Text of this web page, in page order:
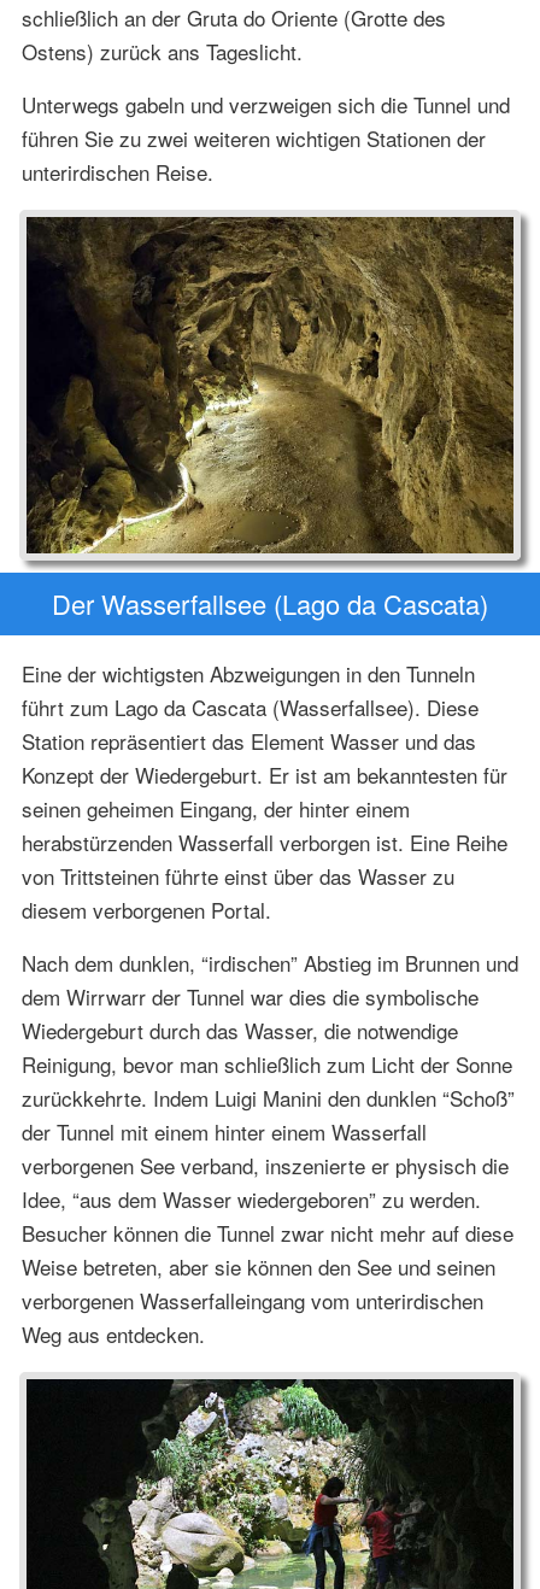
schließlich an der Gruta do Oriente (Grotte des
Ostens) zurück ans Tageslicht.
Unterwegs gabeln und verzweigen sich die Tunnel und
führen Sie zu zwei weiteren wichtigen Stationen der
unterirdischen Reise.
Der Wasserfallsee (Lago da Cascata)
Eine der wichtigsten Abzweigungen in den Tunneln
führt zum Lago da Cascata (Wasserfallsee). Diese
Station repräsentiert das Element Wasser und das
Konzept der Wiedergeburt. Er ist am bekanntesten für
seinen geheimen Eingang, der hinter einem
herabstürzenden Wasserfall verborgen ist. Eine Reihe
von Trittsteinen führte einst über das Wasser zu
diesem verborgenen Portal.
Nach dem dunklen, “irdischen” Abstieg im Brunnen und
dem Wirrwarr der Tunnel war dies die symbolische
Wiedergeburt durch das Wasser, die notwendige
Reinigung, bevor man schließlich zum Licht der Sonne
zurückkehrte. Indem Luigi Manini den dunklen “Schoß”
der Tunnel mit einem hinter einem Wasserfall
verborgenen See verband, inszenierte er physisch die
Idee, “aus dem Wasser wiedergeboren” zu werden.
Besucher können die Tunnel zwar nicht mehr auf diese
Weise betreten, aber sie können den See und seinen
verborgenen Wasserfalleingang vom unterirdischen
Weg aus entdecken.